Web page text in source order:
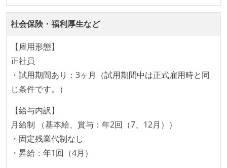
成技術は、基本的に最新版より1年以上ビハインドし
ていない
コード品質向上のための取り組み
本番にデプロイされるコードには、全てコードレビュ
ーまたはペアプログラミングを実施している
「リファクタリングは随時行われるべき」という価値
観をメンバー全員が共有しており、日常的に実施して
いる
何らかのコーディング規約をチーム全体で遵守するよ
うにしている
社会保険・福利厚生など
【雇用形態】
正社員
・試用期間あり：3ヶ月（試用期間中は正式雇用時と同
じ条件です。）
【給与内訳】
月給制 （基本給、賞与：年2回（7、12月））
・固定残業代制なし
・昇給：年1回（4月）